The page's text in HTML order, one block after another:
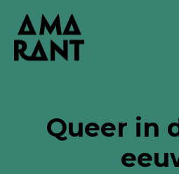
Queer in